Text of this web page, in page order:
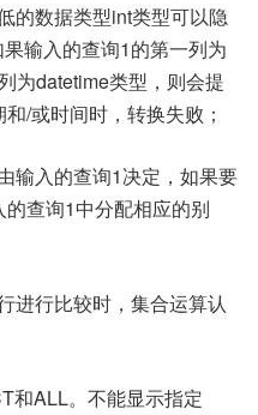
的数据类型int类型可以隐
输入的查询1的第一列为
为datetime类型，则会提
/或时间时，转换失败；
输入的查询1决定，如果要
查询1中分配相应的别
进行比较时，集合运算认
和ALL。不能显示指定